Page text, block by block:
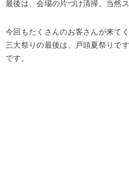
最後は、会場の片づけ清掃。当然
今回もたくさんのお客さんが来てく
三大祭りの最後は、戸頭夏祭りで
です。